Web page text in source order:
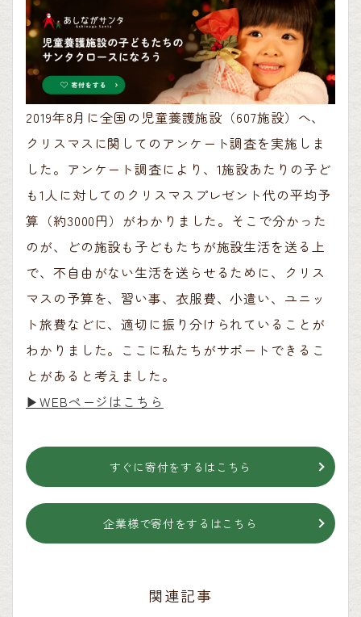
2019年8月に全国の児童養護施設（607施設）へ、
クリスマスに関してのアンケート調査を実施しま
した。アンケート調査により、1施設あたりの子ど
も1人に対してのクリスマスプレゼント代の平均予
算（約3000円）がわかりました。そこで分かった
のが、どの施設も子どもたちが施設生活を送る上
で、不自由がない生活を送らせるために、クリス
マスの予算を、習い事、衣服費、小遣い、ユニッ
ト旅費などに、適切に振り分けられていることが
わかりました。ここに私たちがサポートできるこ
とがあると考えました。
▶︎WEBページはこちら
すぐに寄付をするはこちら
企業様で寄付をするはこちら
関連記事